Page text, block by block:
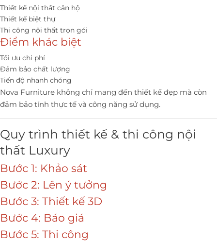
Thiết kế nội thất căn hộ
Thiết kế biệt thự
Thi công nội thất trọn gói
Điểm khác biệt
Tối ưu chi phí
Đảm bảo chất lượng
Tiến độ nhanh chóng
Nova Furniture không chỉ mang đến thiết kế đẹp mà còn
đảm bảo tính thực tế và công năng sử dụng.
Quy trình thiết kế & thi công nội
thất Luxury
Bước 1: Khảo sát
Bước 2: Lên ý tưởng
Bước 3: Thiết kế 3D
Bước 4: Báo giá
Bước 5: Thi công